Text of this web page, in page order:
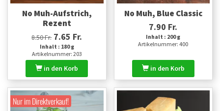
No Muh-Aufstrich,
Rezent
8.50 Fr. 7.65 Fr.
Inhalt : 180 g
Artikelnummer: 203
in den Korb
No Muh, Blue Classic
7.90 Fr.
Inhalt : 200 g
Artikelnummer: 400
in den Korb
Nur im Direktverkauf!